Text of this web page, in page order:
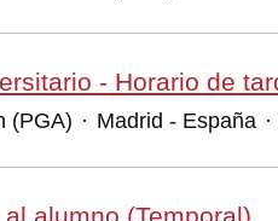
- Horario de
(PGA) · Madrid - España ·